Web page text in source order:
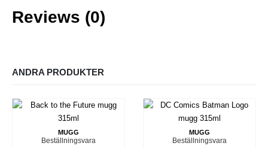
Reviews (0)
ANDRA PRODUKTER
MUGG
Beställningsvara
MUGG
Beställningsvara